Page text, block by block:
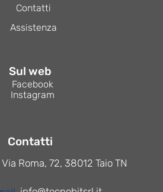
Contatti
Assistenza
Sul web
Facebook
Instagram
Contatti
Via Roma, 72, 38012 Taio TN